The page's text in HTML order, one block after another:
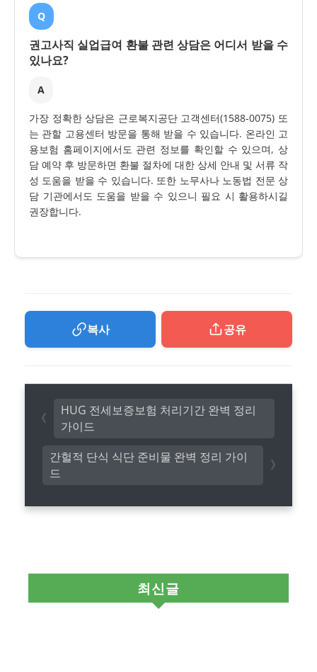
Q
권고사직 실업급여 환불 관련 상담은 어디서 받을 수
있나요?
A
가장 정확한 상담은 근로복지공단 고객센터(1588-0075) 또
는 관할 고용센터 방문을 통해 받을 수 있습니다. 온라인 고
용보험 홈페이지에서도 관련 정보를 확인할 수 있으며, 상
담 예약 후 방문하면 환불 절차에 대한 상세 안내 및 서류 작
성 도움을 받을 수 있습니다. 또한 노무사나 노동법 전문 상
담 기관에서도 도움을 받을 수 있으니 필요 시 활용하시길
권장합니다.
복사 공유
간헐적 단식 식단 준비물 완벽 정리 가이
드
HUG 전세보증보험 처리기간 완벽 정리
가이드
최신글